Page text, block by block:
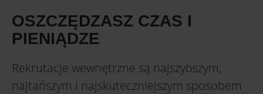
OSZCZĘDZASZ CZAS I
PIENIĄDZE
Rekrutacje wewnętrzne są najszybszym,
najtańszym i najskuteczniejszym sposobem